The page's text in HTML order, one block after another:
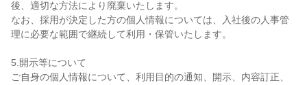
後、適切な方法により廃棄いたします。
なお、採用が決定した方の個人情報については、入社後の人事管
理に必要な範囲で継続して利用・保管いたします。
5.開示等について
ご自身の個人情報について、利用目的の通知、開示、内容訂正、